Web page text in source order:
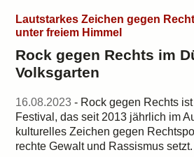
Lautstarkes Zeichen gegen
unter freiem Himmel
Rock gegen Rechts im
Volksgarten
16.08.2023 - Rock gegen Rechts
Festival, das seit 2013 jährlich im
kulturelles Zeichen gegen
rechte Gewalt und Rassismus setzt.